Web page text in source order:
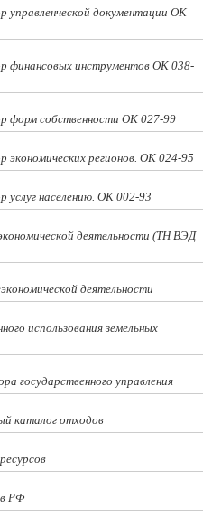
управленческой документации ОК
финансовых инструментов OK 038-
форм собственности ОК 027-99
регионов. ОК 024-95
услуг населению. ОК 002-93
деятельности (ТН ВЭД
деятельности
использования земельных
государственного управления
каталог отходов
РФ